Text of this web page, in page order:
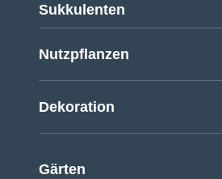
Sukkulenten
Nutzpflanzen
Dekoration
Gärten